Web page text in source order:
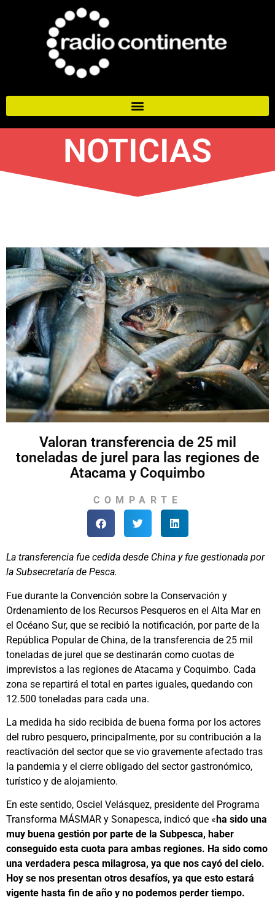
NOTICIAS
Valoran transferencia de 25 mil
toneladas de jurel para las regiones de
Atacama y Coquimbo
COMPARTE
La transferencia fue cedida desde China y fue gestionada por
la Subsecretaría de Pesca.
Fue durante la Convención sobre la Conservación y
Ordenamiento de los Recursos Pesqueros en el Alta Mar en
el Océano Sur, que se recibió la notificación, por parte de la
República Popular de China, de la transferencia de 25 mil
toneladas de jurel que se destinarán como cuotas de
imprevistos a las regiones de Atacama y Coquimbo. Cada
zona se repartirá el total en partes iguales, quedando con
12.500 toneladas para cada una.
La medida ha sido recibida de buena forma por los actores
del rubro pesquero, principalmente, por su contribución a la
reactivación del sector que se vio gravemente afectado tras
la pandemia y el cierre obligado del sector gastronómico,
turístico y de alojamiento.
En este sentido, Osciel Velásquez, presidente del Programa
Transforma MÁSMAR y Sonapesca, indicó que « ha sido una
muy buena gestión por parte de la Subpesca, haber
conseguido esta cuota para ambas regiones. Ha sido como
una verdadera pesca milagrosa, ya que nos cayó del cielo.
Hoy se nos presentan otros desafíos, ya que esto estará
vigente hasta fin de año y no podemos perder tiempo.